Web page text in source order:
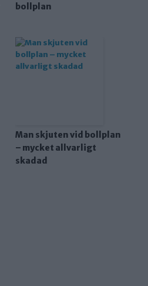
bollplan
Man skjuten vid bollplan
– mycket allvarligt
skadad